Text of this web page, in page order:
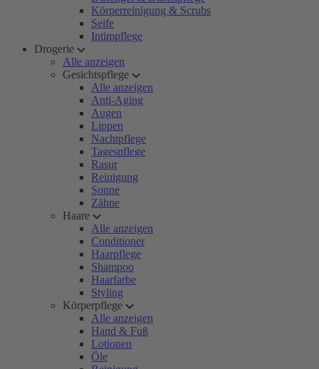
Körperreinigung & Scrubs
Seife
Intimpflege
Drogerie
Alle anzeigen
Gesichtspflege
Alle anzeigen
Anti-Aging
Augen
Lippen
Nachtpflege
Tagespflege
Rasur
Reinigung
Sonne
Zähne
Haare
Alle anzeigen
Conditioner
Haarpflege
Shampoo
Haarfarbe
Styling
Körperpflege
Alle anzeigen
Hand & Fuß
Lotionen
Öle